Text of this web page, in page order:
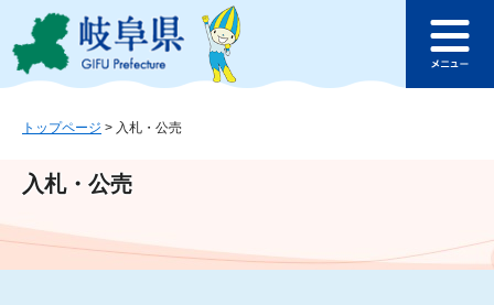
ジ
ュ
文
このページの本文へ
ュ
トップページ > 入札・公売
入札・公売